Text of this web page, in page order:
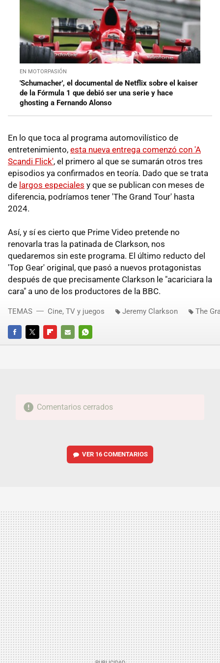
EN MOTORPASIÓN
'Schumacher', el documental de Netflix sobre el kaiser
de la Fórmula 1 que debió ser una serie y hace
ghosting a Fernando Alonso
En lo que toca al programa automovilístico de
entretenimiento, esta nueva entrega comenzó con 'A
Scandi Flick', el primero al que se sumarán otros tres
episodios ya confirmados en teoría. Dado que se trata
de largos especiales y que se publican con meses de
diferencia, podríamos tener 'The Grand Tour' hasta
2024.
Así, y sí es cierto que Prime Video pretende no
renovarla tras la patinada de Clarkson, nos
quedaremos sin este programa. El último reducto del
'Top Gear' original, que pasó a nuevos protagonistas
después de que precisamente Clarkson le "acariciara la
cara" a uno de los productores de la BBC.
FACEBOOKTWITTERFLIPBOARD
E-
WHATSAPP
TEMAS Cine, TV y juegos Jeremy Clarkson The
Comentarios cerrados
VER 16 COMENTARIOS